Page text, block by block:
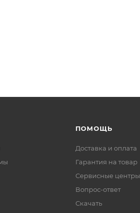
ПОМОЩЬ
Доставка и оплата
Гарантия на товар
Сервисные центры
Вопрос-ответ
Скачать